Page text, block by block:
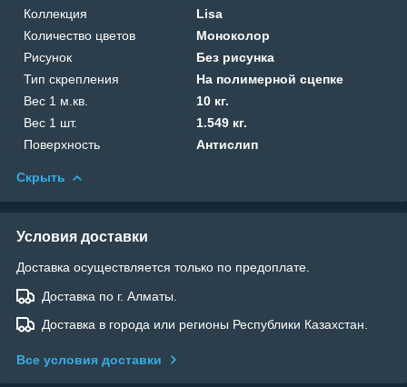
Коллекция
Lisa
Количество цветов
Моноколор
Рисунок
Без рисунка
Тип скрепления
На полимерной сцепке
Вес 1 м.кв.
10 кг.
Вес 1 шт.
1.549 кг.
Поверхность
Антислип
Скрыть
Условия доставки
Доставка осуществляется только по предоплате.
Доставка по г. Алматы.
Доставка в города или регионы Республики Казахстан.
Все условия доставки